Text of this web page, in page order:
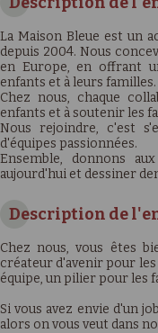
La Maison Bleue est un
depuis 2004. Nous
en Europe, en offrant
enfants et à leurs familles.
Chez nous, chaque
enfants et à soutenir les
Nous rejoindre, c'est
d'équipes passionnées.
Ensemble, donnons
aujourd'hui et dessiner
Description de
Chez nous, vous êtes
créateur d'avenir pour
équipe, un pilier pour les
Si vous avez envie d'un
alors on vous veut dans